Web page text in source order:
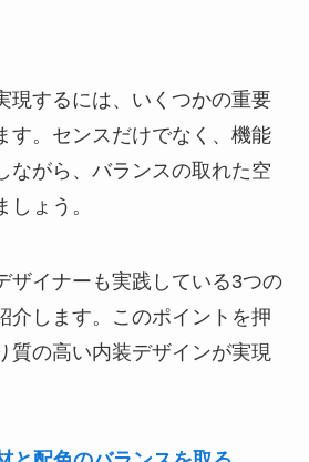
現するには、いくつかの重要
す。センスだけでなく、機能
ながら、バランスの取れた空
ょう。
ザイナーも実践している3つの
介します。このポイントを押
質の高い内装デザインが実現